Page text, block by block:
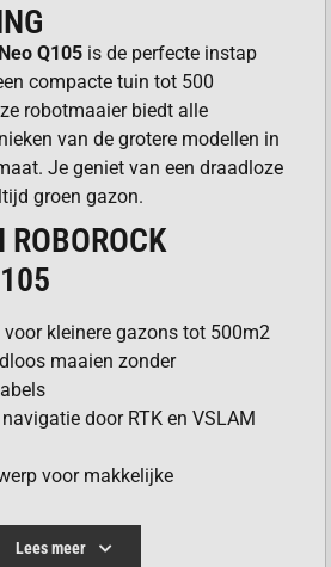
Q105 is de perfecte instap
compacte tuin tot 500
robotmaaier biedt alle
van de grotere modellen in
Je geniet van een draadloze
groen gazon.
ROBOROCK
voor kleinere gazons tot 500m2
maaien zonder
door RTK en VSLAM
voor makkelijke
en dieren door slimme
Lees meer